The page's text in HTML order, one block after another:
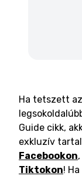
Ha tetszett
Guide cikk,
exkluzív
Facebookon
Tiktokon!